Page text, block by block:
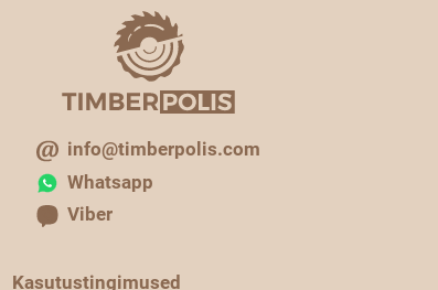
info@timberpolis.com
Whatsapp
Viber
Kasutustingimused